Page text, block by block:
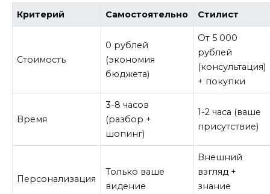
Критерий Самостоятельно Стилист
Стоимость
0 рублей
(экономия
бюджета)
От 5 000
рублей
(консультация)
+ покупки
Время
3-8 часов
(разбор +
шопинг)
1-2 часа (ваше
присутствие)
Персонализация
Только ваше
видение
Внешний
взгляд +
знание